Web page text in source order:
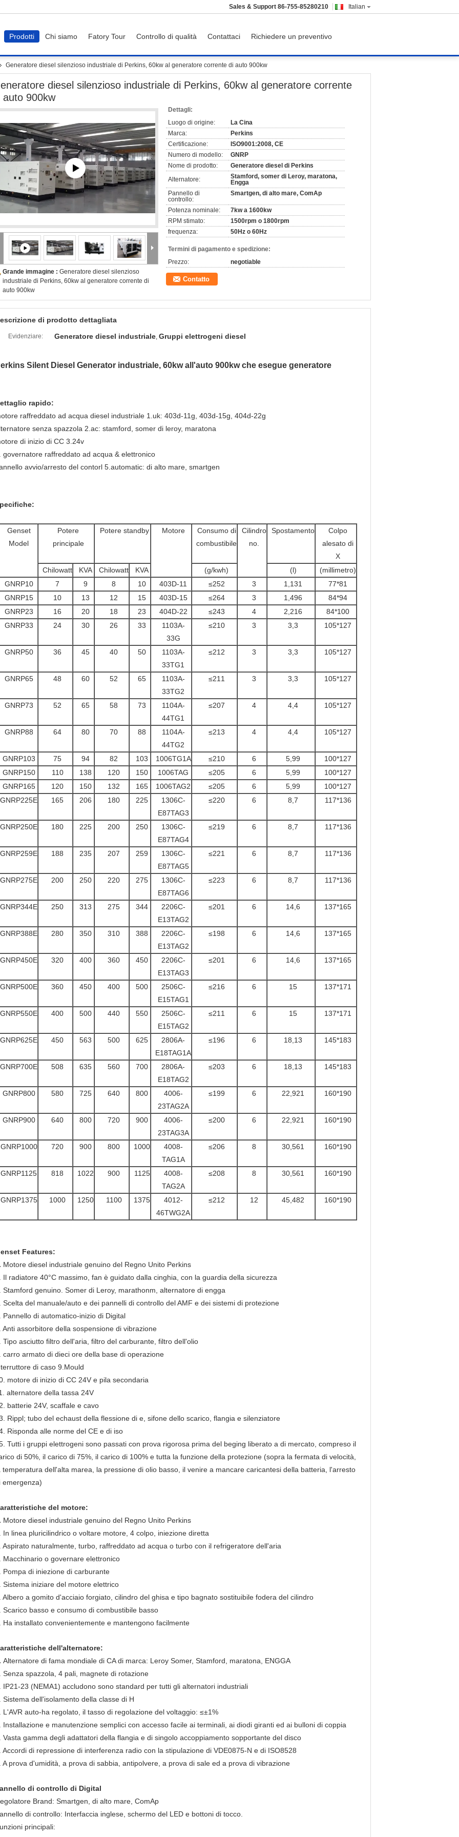
Italian
Sales & Support 86-755-85280210
Prodotti Chi siamo Fatory Tour Controllo di qualità Contattaci Richiedere un preventivo
Generatore diesel silenzioso industriale di Perkins, 60kw al generatore corrente di auto 900kw
diesel silenzioso industriale di Perkins, 60kw al generatore corrente
auto 900kw
Grande immagine : Generatore diesel silenzioso
industriale di Perkins, 60kw al generatore corrente di
auto 900kw
Dettagli:
Luogo di origine:
La Cina
Marca:
Perkins
Certificazione:
ISO9001:2008, CE
Numero di modello:
GNRP
Nome di prodotto:
Generatore diesel di Perkins
Alternatore:
Stamford, somer di Leroy, maratona,
Engga
Pannello di
controllo:
Smartgen, di alto mare, ComAp
Potenza nominale:
7kw a 1600kw
RPM stimato:
1500rpm o 1800rpm
frequenza:
50Hz o 60Hz
Termini di pagamento e spedizione:
Prezzo:
negotiable
Contatto
di prodotto dettagliata
Evidenziare: Generatore diesel industriale, Gruppi elettrogeni diesel
Silent Diesel Generator industriale, 60kw all'auto 900kw che esegue generatore
rapido:
raffreddato ad acqua diesel industriale 1.uk: 403d-11g, 403d-15g, 404d-22g
senza spazzola 2.ac: stamford, somer di leroy, maratona
di inizio di CC 3.24v
governatore raffreddato ad acqua & elettronico
avvio/arresto del contorl 5.automatic: di alto mare, smartgen
Genset
Model
Potere
principale
Potere standby Motore
Consumo di
combustibile
Cilindro
no.
Spostamento
Colpo
alesato di
X
Chilowatt
KVA Chilowatt KVA (g/kwh) (l)
(millimetro)
GNRP10
7 9 8 10 403D-11 ≤252 3 1,131
77*81
GNRP15
10 13 12 15 403D-15 ≤264 3 1,496
84*94
GNRP23
16 20 18 23 404D-22 ≤243 4 2,216
84*100
GNRP33
24 30 26 33
1103A-
33G
≤210 3 3,3 105*127
GNRP50 36 45 40 50
1103A-
33TG1
≤212 3 3,3 105*127
GNRP65 48 60 52 65
1103A-
33TG2
≤211 3 3,3 105*127
GNRP73 52 65 58 73
1104A-
44TG1
≤207 4 4,4 105*127
GNRP88 64 80 70 88
1104A-
44TG2
≤213 4 4,4 105*127
GNRP103 75 94 82 103 1006TG1A ≤210 6 5,99
100*127
GNRP150
110 138 120 150 1006TAG ≤205 6 5,99
100*127
GNRP165
120 150 132 165 1006TAG2 ≤205 6 5,99
100*127
GNRP225E
165 206 180 225
1306C-
E87TAG3
≤220 6 8,7 117*136
GNRP250E 180 225 200 250
1306C-
E87TAG4
≤219 6 8,7 117*136
GNRP259E 188 235 207 259
1306C-
E87TAG5
≤221 6 8,7 117*136
GNRP275E 200 250 220 275
1306C-
E87TAG6
≤223 6 8,7 117*136
GNRP344E 250 313 275 344
2206C-
E13TAG2
≤201 6 14,6 137*165
GNRP388E 280 350 310 388
2206C-
E13TAG2
≤198 6 14,6 137*165
GNRP450E 320 400 360 450
2206C-
E13TAG3
≤201 6 14,6 137*165
GNRP500E 360 450 400 500
2506C-
E15TAG1
≤216 6 15 137*171
GNRP550E 400 500 440 550
2506C-
E15TAG2
≤211 6 15 137*171
GNRP625E 450 563 500 625
2806A-
E18TAG1A
≤196 6 18,13 145*183
GNRP700E 508 635 560 700
2806A-
E18TAG2
≤203 6 18,13 145*183
GNRP800 580 725 640 800
4006-
23TAG2A
≤199 6 22,921 160*190
GNRP900 640 800 720 900
4006-
23TAG3A
≤200 6 22,921 160*190
GNRP1000 720 900 800 1000
4008-
TAG1A
≤206 8 30,561 160*190
GNRP1125 818 1022 900 1125
4008-
TAG2A
≤208 8 30,561 160*190
GNRP1375 1000 1250 1100 1375
4012-
46TWG2A
≤212 12 45,482 160*190
Features:
Motore diesel industriale genuino del Regno Unito Perkins
Il radiatore 40°C massimo, fan è guidato dalla cinghia, con la guardia della sicurezza
Stamford genuino. Somer di Leroy, marathonm, alternatore di engga
Scelta del manuale/auto e dei pannelli di controllo del AMF e dei sistemi di protezione
Pannello di automatico-inizio di Digital
Anti assorbitore della sospensione di vibrazione
Tipo asciutto filtro dell'aria, filtro del carburante, filtro dell'olio
carro armato di dieci ore della base di operazione
di caso 9.Mould
motore di inizio di CC 24V e pila secondaria
alternatore della tassa 24V
batterie 24V, scaffale e cavo
Rippl; tubo del echaust della flessione di e, sifone dello scarico, flangia e silenziatore
Risponda alle norme del CE e di iso
Tutti i gruppi elettrogeni sono passati con prova rigorosa prima del beging liberato a di mercato, compreso il
di 50%, il carico di 75%, il carico di 100% e tutta la funzione della protezione (sopra la fermata di velocità,
temperatura dell'alta marea, la pressione di olio basso, il venire a mancare caricantesi della batteria, l'arresto
emergenza)
del motore:
Motore diesel industriale genuino del Regno Unito Perkins
In linea pluricilindrico o voltare motore, 4 colpo, iniezione diretta
Aspirato naturalmente, turbo, raffreddato ad acqua o turbo con il refrigeratore dell'aria
Macchinario o governare elettronico
Pompa di iniezione di carburante
Sistema iniziare del motore elettrico
Albero a gomito d'acciaio forgiato, cilindro del ghisa e tipo bagnato sostituibile fodera del cilindro
Scarico basso e consumo di combustibile basso
Ha installato convenientemente e mantengono facilmente
dell'alternatore:
Alternatore di fama mondiale di CA di marca: Leroy Somer, Stamford, maratona, ENGGA
Senza spazzola, 4 pali, magnete di rotazione
IP21-23 (NEMA1) accludono sono standard per tutti gli alternatori industriali
Sistema dell'isolamento della classe di H
L'AVR auto-ha regolato, il tasso di regolazione del voltaggio: ≤±1%
Installazione e manutenzione semplici con accesso facile ai terminali, ai diodi giranti ed ai bulloni di coppia
Vasta gamma degli adattatori della flangia e di singolo accoppiamento sopportante del disco
Accordi di repressione di interferenza radio con la stipulazione di VDE0875-N e di ISO8528
A prova d'umidità, a prova di sabbia, antipolvere, a prova di sale ed a prova di vibrazione
di controllo di Digital
Brand: Smartgen, di alto mare, ComAp
di controllo: Interfaccia inglese, schermo del LED e bottoni di tocco.
principali: